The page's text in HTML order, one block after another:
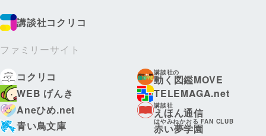
講談社コクリコ
ファミリーサイト
コクリコ
講談社の
動く図鑑MOVE
WEB げんき
TELEMAGA.net
Aneひめ.net
講談社
えほん通信
青い鳥文庫
はやみねかおる FAN CLUB
赤い夢学園